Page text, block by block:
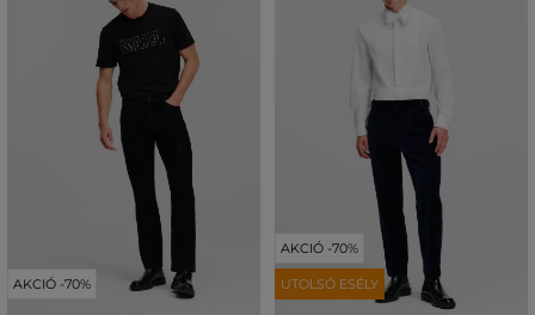
AKCIÓ -70%
AKCIÓ -70%
UTOLSÓ ESÉLY